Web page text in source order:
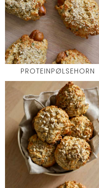
PROTEINPØLSEHORN